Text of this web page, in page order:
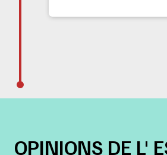
OPINIONS DE L'